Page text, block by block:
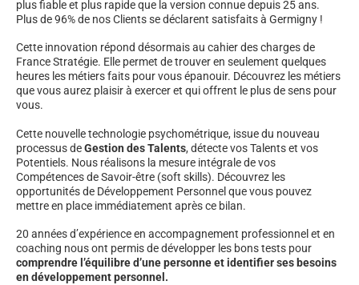
plus fiable et plus rapide que la version connue depuis 25 ans.
Plus de 96% de nos Clients se déclarent satisfaits à Germigny !
Cette innovation répond désormais au cahier des charges de
France Stratégie. Elle permet de trouver en seulement quelques
heures les métiers faits pour vous épanouir. Découvrez les métiers
que vous aurez plaisir à exercer et qui offrent le plus de sens pour
vous.
Cette nouvelle technologie psychométrique, issue du nouveau
processus deGestion des Talents, détecte vos Talents et vos
Potentiels. Nous réalisons la mesure intégrale de vos
Compétences de Savoir-être (soft skills). Découvrez les
opportunités de Développement Personnel que vous pouvez
mettre en place immédiatement après ce bilan.
20 années d’expérience en accompagnement professionnel et en
coaching nous ont permis de développer les bons tests pour
comprendre l’équilibre d’une personne et identifier ses besoins
en développement personnel.